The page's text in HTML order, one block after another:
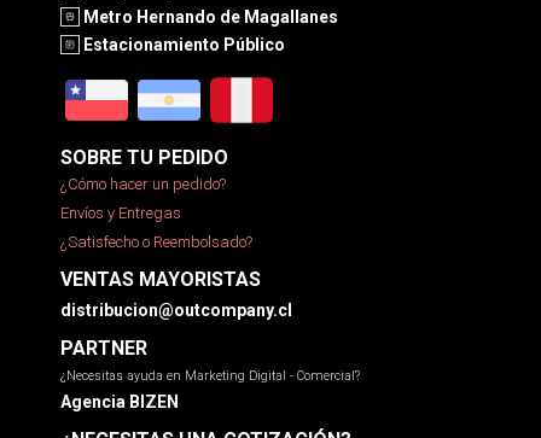
Metro Hernando de Magallanes
Estacionamiento Público
SOBRE TU PEDIDO
¿Cómo hacer un pedido?
Envíos y Entregas
¿Satisfecho o Reembolsado?
VENTAS MAYORISTAS
distribucion@outcompany.cl
PARTNER
¿Necesitas ayuda en Marketing Digital - Comercial?
Agencia BIZEN